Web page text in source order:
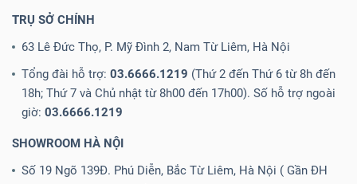
TRỤ SỞ CHÍNH
63 Lê Đức Thọ, P. Mỹ Đình 2, Nam Từ Liêm, Hà Nội
Tổng đài hỗ trợ: 03.6666.1219 (Thứ 2 đến Thứ 6 từ 8h đến
18h; Thứ 7 và Chủ nhật từ 8h00 đến 17h00). Số hỗ trợ ngoài
giờ: 03.6666.1219
SHOWROOM HÀ NỘI
Số 19 Ngõ 139Đ. Phú Diễn, Bắc Từ Liêm, Hà Nội ( Gần ĐH